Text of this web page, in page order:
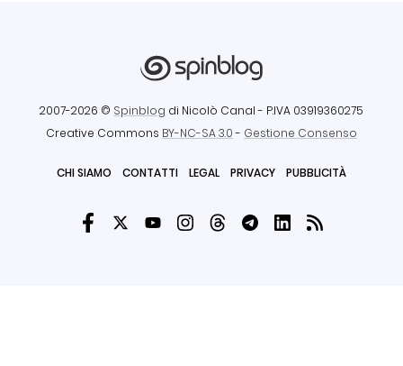
2007-2026 © Spinblog di Nicolò Canal - P.IVA 03919360275
Creative Commons BY-NC-SA 3.0- Gestione Consenso
CHI SIAMO CONTATTI LEGAL PRIVACY PUBBLICITÀ